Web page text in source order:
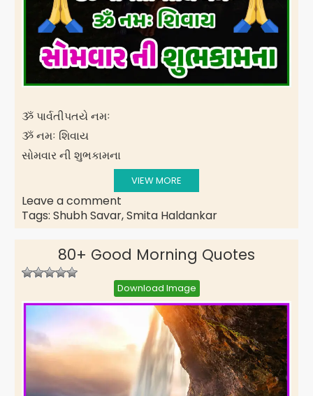
ૐ પાર્વતીપતયે નમઃ
ૐ નમઃ શિવાય
સોમવાર ની શુભકામના
VIEW MORE
Leave a comment
Tags: Shubh Savar,Smita Haldankar
80+ Good Morning Quotes
Download Image